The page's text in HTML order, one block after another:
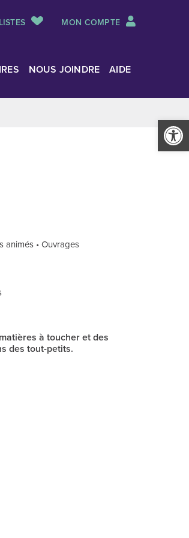
Ouvrir
MON COMPTE
NOUS JOINDRE AIDE
animés • Ouvrages
à toucher et des
des tout-petits.